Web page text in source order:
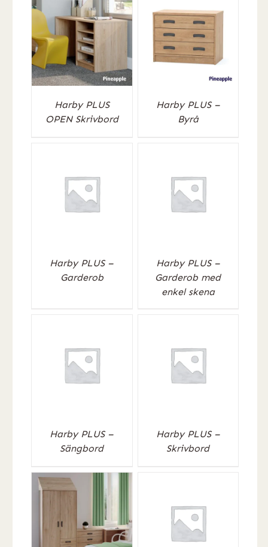
Harby PLUS
OPEN Skrivbord
Harby PLUS –
Byrå
Harby PLUS –
Garderob
Harby PLUS –
Garderob med
enkel skena
Harby PLUS –
Sängbord
Harby PLUS –
Skrivbord